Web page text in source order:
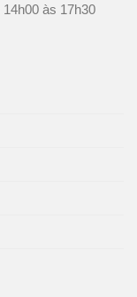
às 17h30